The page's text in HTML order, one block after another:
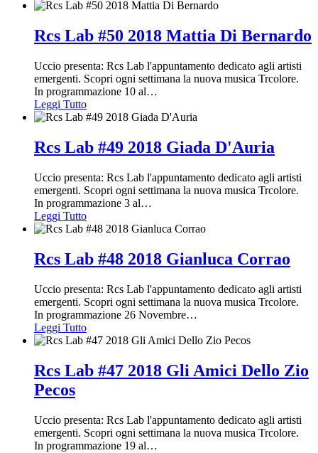
Rcs Lab #50 2018 Mattia Di Bernardo
Uccio presenta: Rcs Lab l'appuntamento dedicato agli artisti
emergenti. Scopri ogni settimana la nuova musica Trcolore.
In programmazione 10 al…
Leggi Tutto
Rcs Lab #49 2018 Giada D'Auria
Uccio presenta: Rcs Lab l'appuntamento dedicato agli artisti
emergenti. Scopri ogni settimana la nuova musica Trcolore.
In programmazione 3 al…
Leggi Tutto
Rcs Lab #48 2018 Gianluca Corrao
Uccio presenta: Rcs Lab l'appuntamento dedicato agli artisti
emergenti. Scopri ogni settimana la nuova musica Trcolore.
In programmazione 26 Novembre…
Leggi Tutto
Rcs Lab #47 2018 Gli Amici Dello Zio
Pecos
Uccio presenta: Rcs Lab l'appuntamento dedicato agli artisti
emergenti. Scopri ogni settimana la nuova musica Trcolore.
In programmazione 19 al…